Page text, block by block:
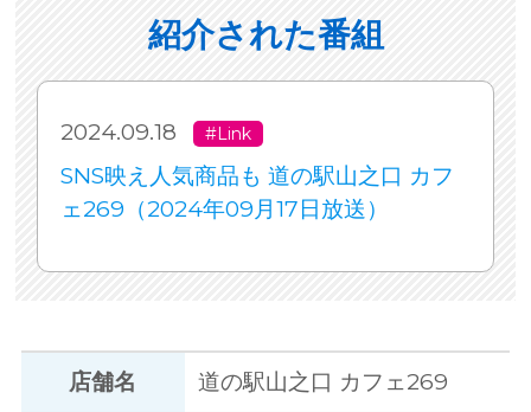
紹介された番組
2024.09.18 #Link
SNS映え人気商品も 道の駅山之口 カフ
ェ269（2024年09月17日放送）
店舗名 道の駅山之口 カフェ269